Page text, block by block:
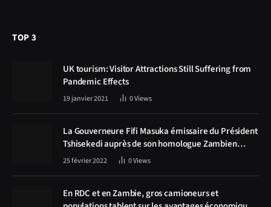
TOP 3
UK tourism: Visitor Attractions Still Suffering from
Pandemic Effects
19 janvier 2021 0Views
La Gouverneure Fifi Masuka émissaire du Président
Tshisekedi auprès de son homologue Zambien
Hichilema, la construction de la route Kolwezi -
25 février 2022 0Views
En RDC et en Zambie, gros camioneurs et